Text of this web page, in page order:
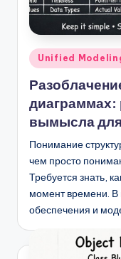
Опубликовано
Unified
диаграммах:
вымысла
Понимание
чем просто
Требуется знать,
момент времени. В
обеспечения и